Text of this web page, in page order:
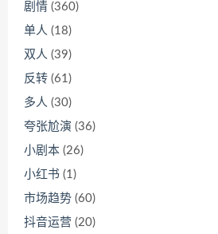
剧情 (360)
单人 (18)
双人 (39)
反转 (61)
多人 (30)
夸张尬演 (36)
小剧本 (26)
小红书 (1)
市场趋势 (60)
抖音运营 (20)